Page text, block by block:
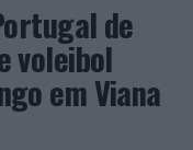
de
voleibol
em Viana